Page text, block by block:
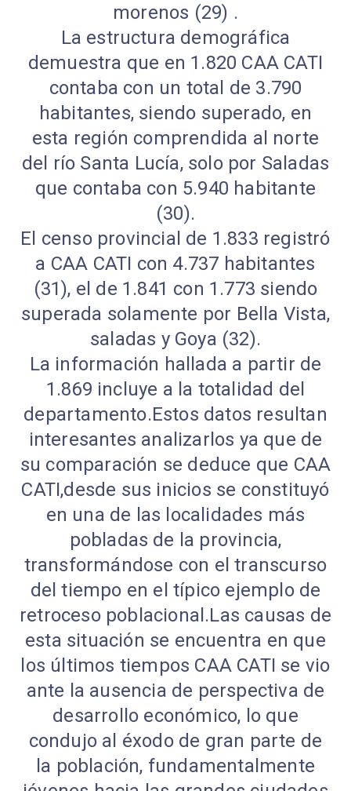
morenos (29) .
La estructura demográfica
demuestra que en 1.820 CAA CATI
contaba con un total de 3.790
habitantes, siendo superado, en
esta región comprendida al norte
del río Santa Lucía, solo por Saladas
que contaba con 5.940 habitante
(30).
El censo provincial de 1.833 registró
a CAA CATI con 4.737 habitantes
(31), el de 1.841 con 1.773 siendo
superada solamente por Bella Vista,
saladas y Goya (32).
La información hallada a partir de
1.869 incluye a la totalidad del
departamento.Estos datos resultan
interesantes analizarlos ya que de
su comparación se deduce que CAA
CATI,desde sus inicios se constituyó
en una de las localidades más
pobladas de la provincia,
transformándose con el transcurso
del tiempo en el típico ejemplo de
retroceso poblacional.Las causas de
esta situación se encuentra en que
los últimos tiempos CAA CATI se vio
ante la ausencia de perspectiva de
desarrollo económico, lo que
condujo al éxodo de gran parte de
la población, fundamentalmente